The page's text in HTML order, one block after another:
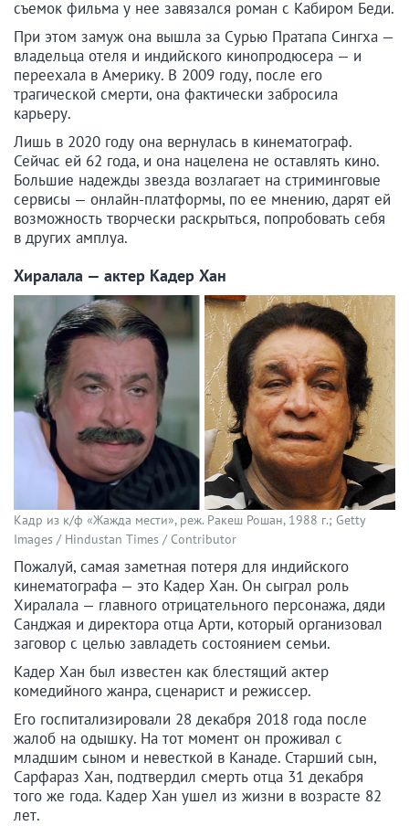
съемок фильма у нее завязался роман с Кабиром Беди.
При этом замуж она вышла за Сурью Пратапа Сингха —
владельца отеля и индийского кинопродюсера — и
переехала в Америку. В 2009 году, после его
трагической смерти, она фактически забросила
карьеру.
Лишь в 2020 году она вернулась в кинематограф.
Сейчас ей 62 года, и она нацелена не оставлять кино.
Большие надежды звезда возлагает на стриминговые
сервисы — онлайн-платформы, по ее мнению, дарят ей
возможность творчески раскрыться, попробовать себя
в других амплуа.
Хиралала — актер Кадер Хан
Кадр из к/ф «Жажда мести», реж. Ракеш Рошан, 1988 г.; Getty
Images / Hindustan Times / Contributor
Пожалуй, самая заметная потеря для индийского
кинематографа — это Кадер Хан. Он сыграл роль
Хиралала — главного отрицательного персонажа, дяди
Санджая и директора отца Арти, который организовал
заговор с целью завладеть состоянием семьи.
Кадер Хан был известен как блестящий актер
комедийного жанра, сценарист и режиссер.
Его госпитализировали 28 декабря 2018 года после
жалоб на одышку. На тот момент он проживал с
младшим сыном и невесткой в Канаде. Старший сын,
Сарфараз Хан, подтвердил смерть отца 31 декабря
того же года. Кадер Хан ушел из жизни в возрасте 82
лет.